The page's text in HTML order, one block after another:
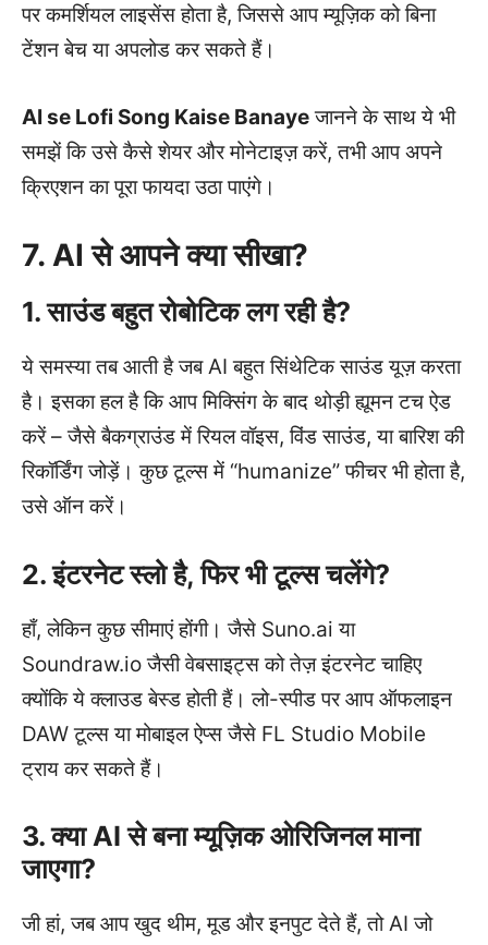
पर कमर्शियल लाइसेंस होता है, जिससे आप म्यूज़िक को बिना
टेंशन बेच या अपलोड कर सकते हैं।
AI se Lofi Song Kaise Banayeजानने के साथ ये भी
समझें कि उसे कैसे शेयर और मोनेटाइज़ करें, तभी आप अपने
क्रिएशन का पूरा फायदा उठा पाएंगे।
7. AI से आपने क्या सीखा?
1. साउंड बहुत रोबोटिक लग रही है?
ये समस्या तब आती है जब AI बहुत सिंथेटिक साउंड यूज़ करता
है। इसका हल है कि आप मिक्सिंग के बाद थोड़ी ह्यूमन टच ऐड
करें – जैसे बैकग्राउंड में रियल वॉइस, विंड साउंड, या बारिश की
रिकॉर्डिंग जोड़ें। कुछ टूल्स में “humanize” फीचर भी होता है,
उसे ऑन करें।
2. इंटरनेट स्लो है, फिर भी टूल्स चलेंगे?
हाँ, लेकिन कुछ सीमाएं होंगी। जैसे Suno.ai या
Soundraw.io जैसी वेबसाइट्स को तेज़ इंटरनेट चाहिए
क्योंकि ये क्लाउड बेस्ड होती हैं। लो-स्पीड पर आप ऑफलाइन
DAW टूल्स या मोबाइल ऐप्स जैसे FL Studio Mobile
ट्राय कर सकते हैं।
3. क्या AI से बना म्यूज़िक ओरिजिनल माना
जाएगा?
जी हां, जब आप खुद थीम, मूड और इनपुट देते हैं, तो AI जो